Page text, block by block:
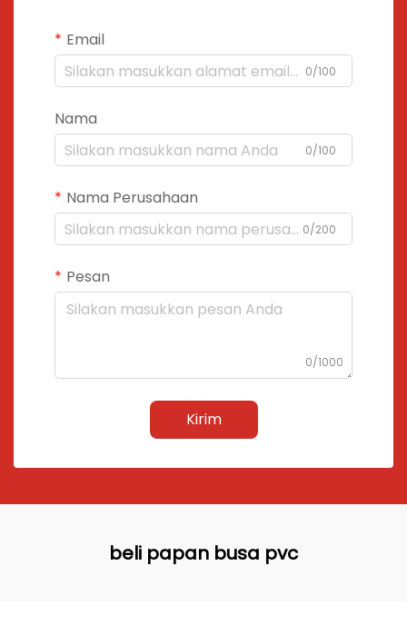
Email
0/100
Nama
0/100
Nama Perusahaan
0/200
Pesan
0/1000
Kirim
beli papan busa pvc